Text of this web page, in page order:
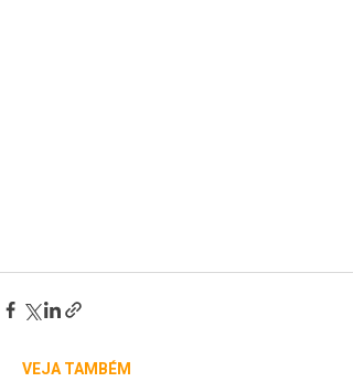
VEJA TAMBÉM